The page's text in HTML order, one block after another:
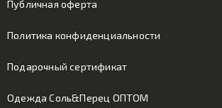
Публичная оферта
Политика конфиденциальности
Подарочный сертификат
Одежда Соль&Перец ОПТОМ